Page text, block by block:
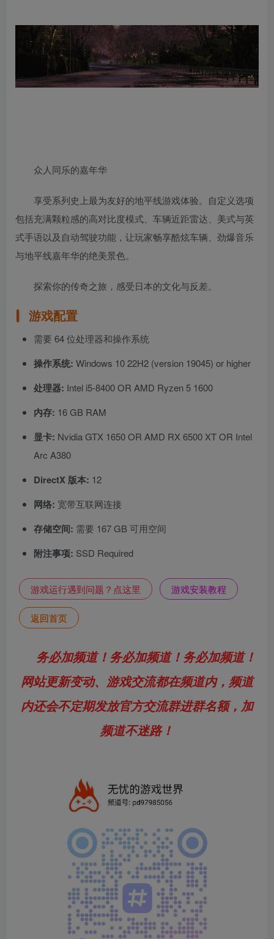
众人同乐的嘉年华
享受系列史上最为友好的地平线游戏体验。自定义选项
包括充满颗粒感的高对比度模式、车辆近距雷达、美式与英
式手语以及自动驾驶功能，让玩家畅享酷炫车辆、劲爆音乐
与地平线嘉年华的绝美景色。
探索你的传奇之旅，感受日本的文化与反差。
游戏配置
需要 64 位处理器和操作系统
操作系统: Windows 10 22H2 (version 19045) or higher
处理器: Intel i5-8400 OR AMD Ryzen 5 1600
内存: 16 GB RAM
显卡: Nvidia GTX 1650 OR AMD RX 6500 XT OR Intel
Arc A380
DirectX 版本: 12
网络: 宽带互联网连接
存储空间: 需要 167 GB 可用空间
附注事项: SSD Required
游戏运行遇到问题？点这里 游戏安装教程
返回首页
务必加频道！务必加频道！务必加频道！
网站更新变动、游戏交流都在频道内，频道
内还会不定期发放官方交流群进群名额，加
频道不迷路！